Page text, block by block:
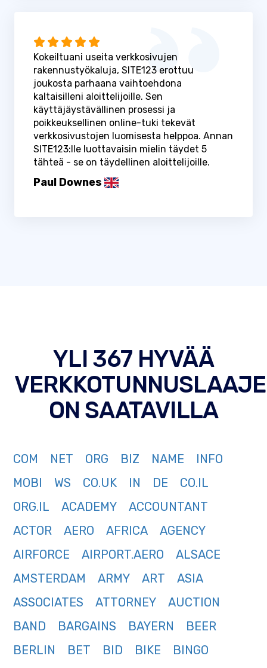
Kokeiltuani useita verkkosivujen
rakennustyökaluja, SITE123 erottuu
joukosta parhaana vaihtoehdona
kaltaisilleni aloittelijoille. Sen
käyttäjäystävällinen prosessi ja
poikkeuksellinen online-tuki tekevät
verkkosivustojen luomisesta helppoa. Annan
SITE123:lle luottavaisin mielin täydet 5
tähteä - se on täydellinen aloittelijoille.
Paul Downes
YLI 367 HYVÄÄ
ON SAATAVILLA
COM NET ORG BIZ NAME
INFO
MOBI
WS CO.UK IN DE
CO.IL
ORG.IL
ACADEMY
ACCOUNTANT
ACTOR
AERO AFRICA
AGENCY
AIRFORCE
AIRPORT.AERO
ALSACE
AMSTERDAM
ARMY ART
ASIA
ASSOCIATES
ATTORNEY
AUCTION
BAND
BARGAINS BAYERN
BEER
BERLIN
BET BID BIKE
BINGO